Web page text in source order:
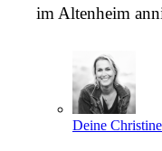
im Altenheim
Deine